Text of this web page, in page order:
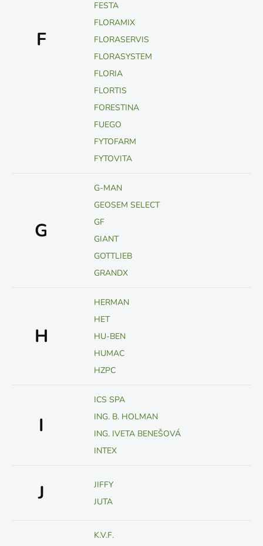
F
FESTA
FLORAMIX
FLORASERVIS
FLORASYSTEM
FLORIA
FLORTIS
FORESTINA
FUEGO
FYTOFARM
FYTOVITA
G
G-MAN
GEOSEM SELECT
GF
GIANT
GOTTLIEB
GRANDX
H
HERMAN
HET
HU-BEN
HUMAC
HZPC
I
ICS SPA
ING. B. HOLMAN
ING. IVETA BENEŠOVÁ
INTEX
J
JIFFY
JUTA
K.V.F.